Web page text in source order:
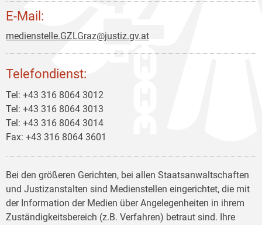
E-Mail:
medienstelle.GZLGraz@justiz.gv.at
Telefondienst:
Tel: +43 316 8064 3012
Tel: +43 316 8064 3013
Tel: +43 316 8064 3014
Fax: +43 316 8064 3601
Bei den größeren Gerichten, bei allen Staatsanwaltschaften
und Justizanstalten sind Medienstellen eingerichtet, die mit
der Information der Medien über Angelegenheiten in ihrem
Zuständigkeitsbereich (z.B. Verfahren) betraut sind. Ihre